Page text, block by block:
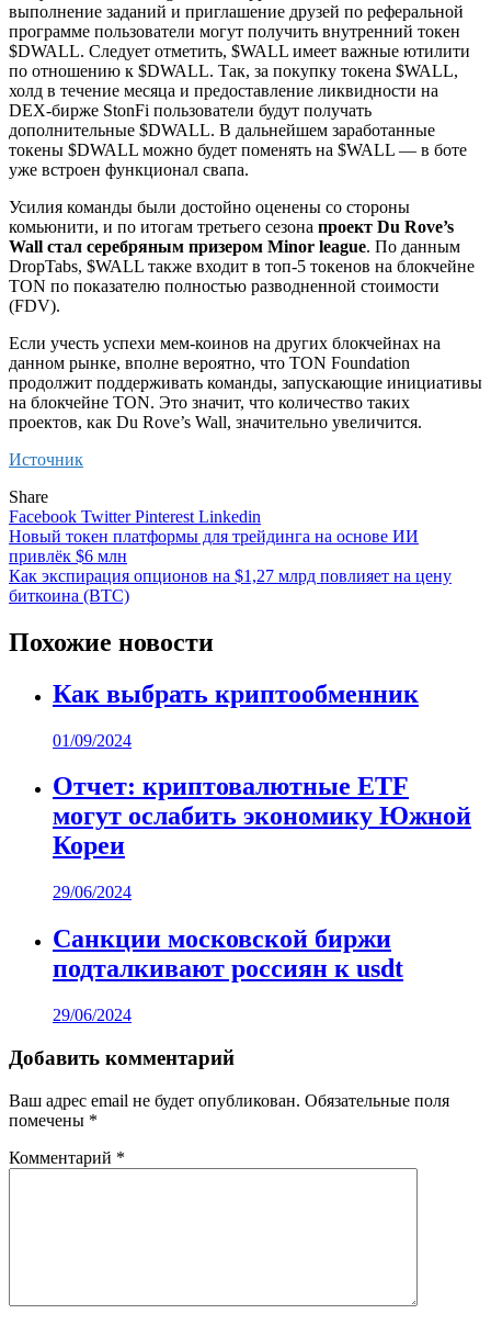
выполнение заданий и приглашение друзей по реферальной
программе пользователи могут получить внутренний токен
$DWALL. Следует отметить, $WALL имеет важные ютилити
по отношению к $DWALL. Так, за покупку токена $WALL,
холд в течение месяца и предоставление ликвидности на
DEX-бирже StonFi пользователи будут получать
дополнительные $DWALL. В дальнейшем заработанные
токены $DWALL можно будет поменять на $WALL — в боте
уже встроен функционал свапа.
Усилия команды были достойно оценены со стороны
комьюнити, и по итогам третьего сезона проект Du Rove’s
Wall стал серебряным призером Minor league. По данным
DropTabs, $WALL также входит в топ-5 токенов на блокчейне
TON по показателю полностью разводненной стоимости
(FDV).
Если учесть успехи мем-коинов на других блокчейнах на
данном рынке, вполне вероятно, что TON Foundation
продолжит поддерживать команды, запускающие инициативы
на блокчейне TON. Это значит, что количество таких
проектов, как Du Rove’s Wall, значительно увеличится.
Источник
Share
Facebook TwitterPinterest Linkedin
Навигация
по
записям
Новый токен платформы для трейдинга на основе ИИ
привлёк $6 млн
Как экспирация опционов на $1,27 млрд повлияет на цену
биткоина (BTC)
Похожие новости
Как выбрать криптообменник
01/09/2024
Отчет: криптовалютные ETF
могут ослабить экономику Южной
Кореи
29/06/2024
Санкции московской биржи
подталкивают россиян к usdt
29/06/2024
Добавить комментарий
Ваш адрес email не будет опубликован. Обязательные поля
помечены *
Комментарий *